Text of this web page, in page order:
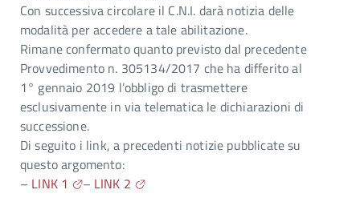
Con successiva circolare il C.N.I. darà notizia delle
modalità per accedere a tale abilitazione.
Rimane confermato quanto previsto dal precedente
Provvedimento n. 305134/2017 che ha differito al
1° gennaio 2019 l’obbligo di trasmettere
esclusivamente in via telematica le dichiarazioni di
successione.
Di seguito i link, a precedenti notizie pubblicate su
questo argomento:
– LINK 1 – LINK 2